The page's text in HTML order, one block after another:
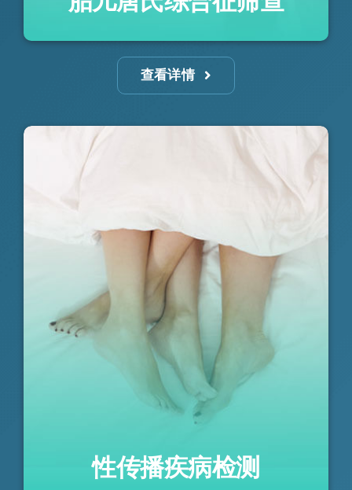
查看详情
性传播疾病检测